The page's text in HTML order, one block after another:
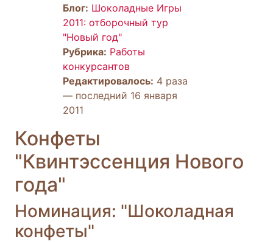
Блог: Шоколадные Игры
2011: отборочный тур
"Новый год"
Рубрика: Работы
конкурсантов
Редактировалось: 4 раза
— последний 16 января
2011
Конфеты
"Квинтэссенция Нового
года"
Номинация: "Шоколадная
конфеты"